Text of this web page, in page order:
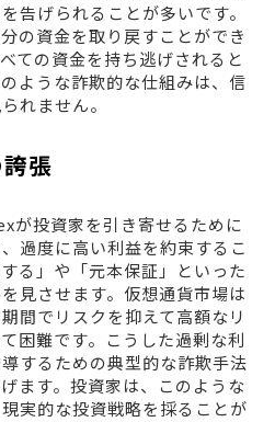
告げられることが多いです。
の資金を取り戻すことができ
ての資金を持ち逃げされると
ような詐欺的な仕組みは、信
れません。
張
投資家を引き寄せるために
過度に高い利益を約束するこ
る」や「元本保証」といった
見させます。仮想通貨市場は
間でリスクを抑えて高額なリ
困難です。こうした過剰な利
するための典型的な詐欺手法
ます。投資家は、このような
実的な投資戦略を採ることが